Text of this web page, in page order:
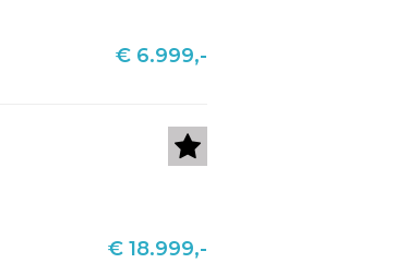
€ 6.999,-
€ 18.999,-